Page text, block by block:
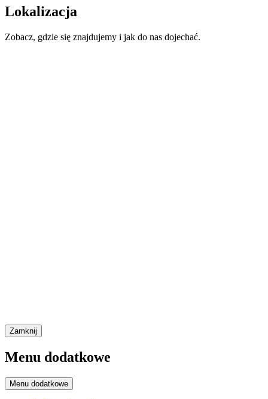
Lokalizacja
Zobacz, gdzie się znajdujemy i jak do nas dojechać.
Zamknij
Menu dodatkowe
Menu dodatkowe